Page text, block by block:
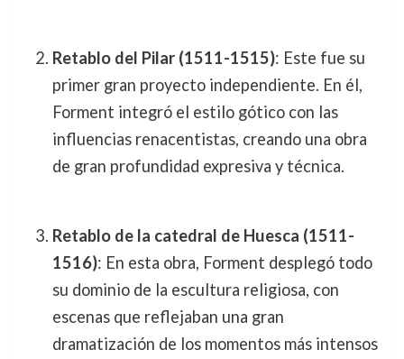
Retablo del Pilar (1511-1515): Este fue su
primer gran proyecto independiente. En él,
Forment integró el estilo gótico con las
influencias renacentistas, creando una obra
de gran profundidad expresiva y técnica.
Retablo de la catedral de Huesca (1511-
1516): En esta obra, Forment desplegó todo
su dominio de la escultura religiosa, con
escenas que reflejaban una gran
dramatización de los momentos más intensos